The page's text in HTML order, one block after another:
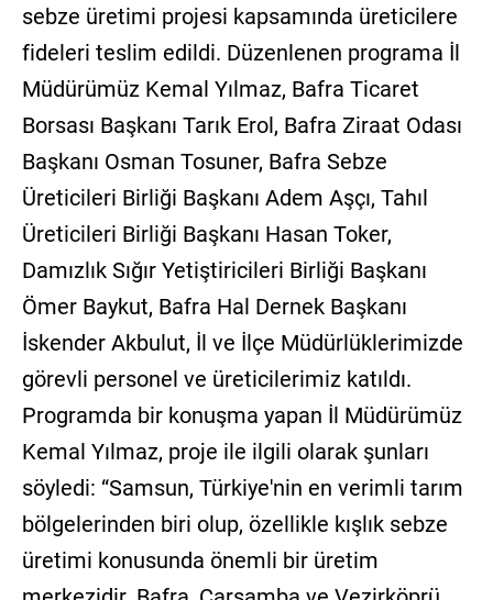
Kullanıcı
Sözleşmesi
sebze üretimi projesi kapsamında üreticilere
fideleri teslim edildi. Düzenlenen programa İl
Müdürümüz Kemal Yılmaz, Bafra Ticaret
Borsası Başkanı Tarık Erol, Bafra Ziraat Odası
Başkanı Osman Tosuner, Bafra Sebze
Üreticileri Birliği Başkanı Adem Aşçı, Tahıl
Üreticileri Birliği Başkanı Hasan Toker,
Damızlık Sığır Yetiştiricileri Birliği Başkanı
Ömer Baykut, Bafra Hal Dernek Başkanı
İskender Akbulut, İl ve İlçe Müdürlüklerimizde
görevli personel ve üreticilerimiz katıldı.
Programda bir konuşma yapan İl Müdürümüz
Kemal Yılmaz, proje ile ilgili olarak şunları
söyledi: “Samsun, Türkiye'nin en verimli tarım
bölgelerinden biri olup, özellikle kışlık sebze
üretimi konusunda önemli bir üretim